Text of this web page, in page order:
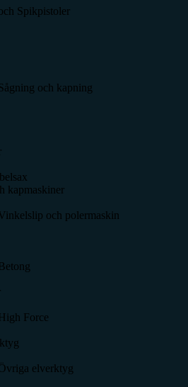
Spikpistoler
och kapning
kapmaskiner
och polermaskin
Force
elverktyg